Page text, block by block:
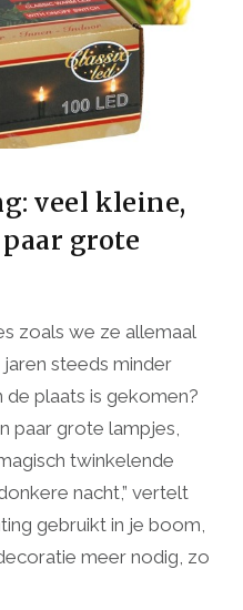
veel kleine,
grote
zoals we ze allemaal
steeds minder
de plaats is gekomen?
paar grote lampjes,
twinkelende
nacht,” vertelt
gebruikt in je boom,
meer nodig, zo